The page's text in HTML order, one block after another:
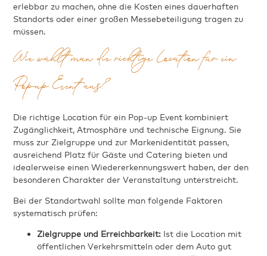
erlebbar zu machen, ohne die Kosten eines dauerhaften
Standorts oder einer großen Messebeteiligung tragen zu
müssen.
Wie wählt man die richtige Location für ein
Pop-up Event aus?
Die richtige Location für ein Pop-up Event kombiniert
Zugänglichkeit, Atmosphäre und technische Eignung. Sie
muss zur Zielgruppe und zur Markenidentität passen,
ausreichend Platz für Gäste und Catering bieten und
idealerweise einen Wiedererkennungswert haben, der den
besonderen Charakter der Veranstaltung unterstreicht.
Bei der Standortwahl sollte man folgende Faktoren
systematisch prüfen:
Zielgruppe und Erreichbarkeit: Ist die Location mit
öffentlichen Verkehrsmitteln oder dem Auto gut